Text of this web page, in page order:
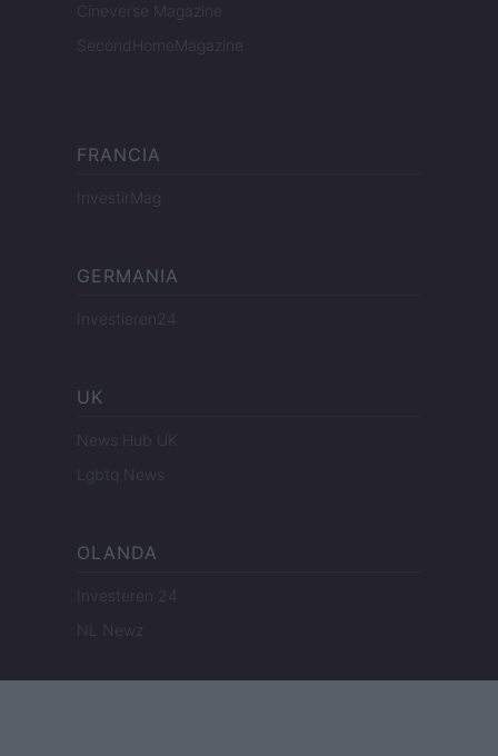
Cineverse Magazine
SecondHomeMagazine
FRANCIA
InvestirMag
GERMANIA
Investieren24
UK
News Hub UK
Lgbtq News
OLANDA
Investeren 24
NL Newz